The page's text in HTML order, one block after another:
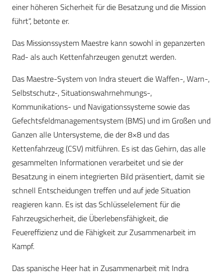
einer höheren Sicherheit für die Besatzung und die Mission
führt“, betonte er.
Das Missionssystem Maestre kann sowohl in gepanzerten
Rad- als auch Kettenfahrzeugen genutzt werden.
Das Maestre-System von Indra steuert die Waffen-, Warn-,
Selbstschutz-, Situationswahrnehmungs-,
Kommunikations- und Navigationssysteme sowie das
Gefechtsfeldmanagementsystem (BMS) und im Großen und
Ganzen alle Untersysteme, die der 8×8 und das
Kettenfahrzeug (CSV) mitführen. Es ist das Gehirn, das alle
gesammelten Informationen verarbeitet und sie der
Besatzung in einem integrierten Bild präsentiert, damit sie
schnell Entscheidungen treffen und auf jede Situation
reagieren kann. Es ist das Schlüsselelement für die
Fahrzeugsicherheit, die Überlebensfähigkeit, die
Feuereffizienz und die Fähigkeit zur Zusammenarbeit im
Kampf.
Das spanische Heer hat in Zusammenarbeit mit Indra